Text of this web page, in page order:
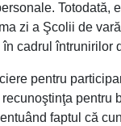
Totodată,
zi a Şcolii de
cadrul întrunirilor
pentru
pentru
faptul că